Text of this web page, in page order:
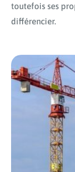
toutefois ses
différencier.